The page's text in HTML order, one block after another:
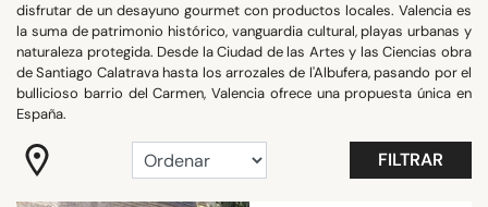
disfrutar de un desayuno gourmet con productos locales. Valencia es
la suma de patrimonio histórico, vanguardia cultural, playas urbanas y
naturaleza protegida. Desde la Ciudad de las Artes y las Ciencias obra
de Santiago Calatrava hasta los arrozales de l'Albufera, pasando por el
bullicioso barrio del Carmen, Valencia ofrece una propuesta única en
España.
FILTRAR
BUSCAR